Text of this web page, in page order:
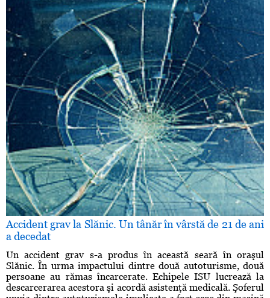
Accident grav la Slănic. Un tânăr în vârstă de 21 de ani
a decedat
Un accident grav s-a produs în această seară în oraşul
Slănic. În urma impactului dintre două autoturisme, două
persoane au rămas încarcerate. Echipele ISU lucrează la
descarcerarea acestora şi acordă asistenţă medicală. Şoferul